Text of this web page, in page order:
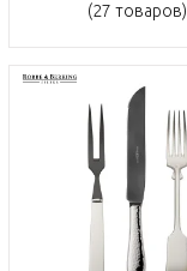
(27 товаров)